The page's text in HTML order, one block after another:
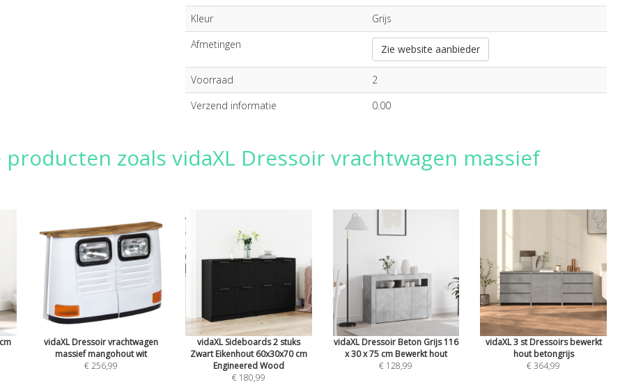
Kleur
Grijs
Afmetingen
Zie website aanbieder
Voorraad
2
Verzend informatie
0.00
zoals vidaXL Dressoir vrachtwagen massief
vidaXL Dressoir vrachtwagen
massief mangohout wit
€ 256,99
vidaXL Sideboards 2 stuks
Zwart Eikenhout 60x30x70 cm
Engineered Wood
€ 180,99
vidaXL Dressoir Beton Grijs 116
x 30 x 75 cm Bewerkt hout
€ 128,99
vidaXL 3 st Dressoirs bewerkt
hout betongrijs
€ 364,99